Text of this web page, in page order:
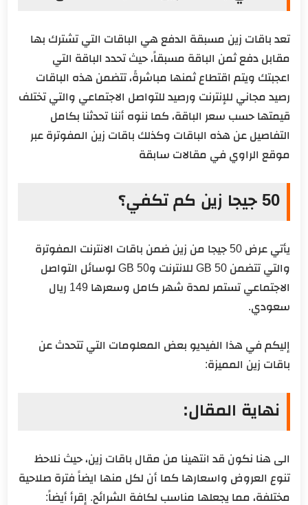
تعد باقات زين مسبقة الدفع هي الباقات التي تشترك بها
مقابل دفع ثمن الباقة مسبقاً، حيث تحدد الباقة التي
اعجبتك ويتم اقتطاع ثمنها مباشرةً، تتضمن هذه الباقات
رصيد مجاني للإنترنت ورصيد للتواصل الاجتماعي والتي تختلف
قيمتها حسب سعر الباقة، كما ننوه أننا تحدثنا بكامل
التفاصيل عن هذه الباقات وكذلك باقات زين المفوترة عبر
موقع الراوي في مقالات سابقة
50 جيجا زين كم تكفي؟
يأتي عرض 50 جيجا من زين ضمن باقات الانترنت المفوترة
والتي تتضمن 50 GB للانترنت و50 GB لوسائل التواصل
الاجتماعي تستمر لمدة شهر كامل وسعرها 149 ريال
سعودي.
إليكم في هذا الفيديو بعض المعلومات التي تتحدث عن
باقات زين المميزة:
نهاية المقال:
الى هنا نكون قد انتهينا من مقال باقات زين، حيث نلاحظ
تنوع العروض واسعارها كما أن لكل منها ايضاً فترة صلاحية
مختلفة، مما يجعلها مناسب لكافة الشرائح. إقرأ أيضاً: